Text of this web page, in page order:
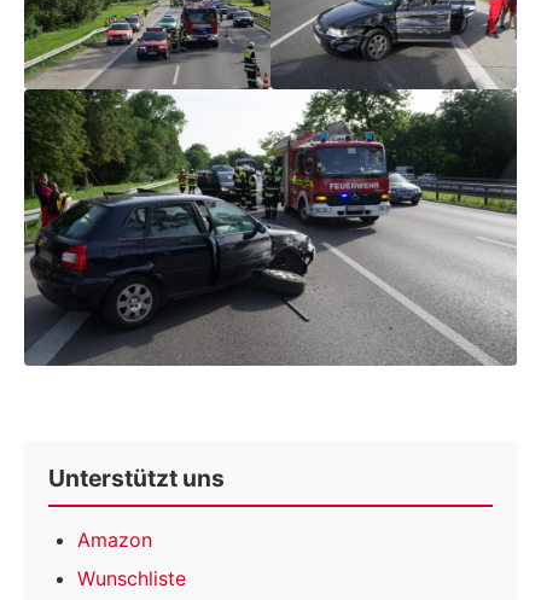
Unterstützt uns
Amazon
Wunschliste